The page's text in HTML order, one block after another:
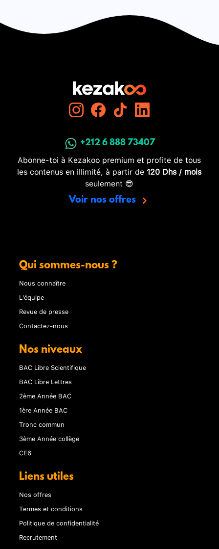
+212 6 888 73407
Abonne-toi à Kezakoo premium et profite de tous
les contenus en illimité, à partir de 120 Dhs / mois
seulement 😎
Voir nos offres
Qui sommes-nous ?
Nous connaître
L'équipe
Revue de presse
Contactez-nous
Nos niveaux
BAC Libre Scientifique
BAC Libre Lettres
2ème Année BAC
1ère Année BAC
Tronc commun
3ème Année collège
CE6
Liens utiles
Nos offres
Termes et conditions
Politique de confidentialité
Recrutement